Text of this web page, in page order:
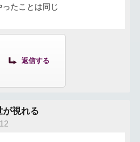
たことは同じ
返信する
が視れる